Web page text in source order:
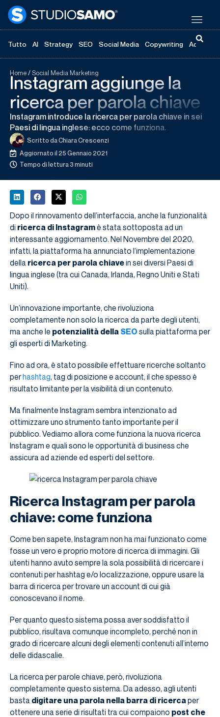
Tutto AI Strategy SEO Social Media Copywriting
Home/Social Media Marketing
Instagram aggiunge la
ricerca per parola chiave
Instagram introduce la ricerca per parola chiave in sei
Paesi di lingua inglese: ecco come funziona.
Scritto daChiara Crescenzi
Aggiornato il 25 Gennaio 2021
Tempo di lettura 3 minuti
Dopo il rinnovamento dell’interfaccia, anche la funzionalità
di ricerca di Instagramè stata sottoposta ad un
interessante aggiornamento. Nel Novembre del 2020,
infatti, la piattaforma ha annunciato l’implementazione
della ricerca per parola chiavein sei diversi Paesi di
lingua inglese (tra cui Canada, Irlanda, Regno Uniti e Stati
Uniti).
Un’innovazione importante, che rivoluziona
completamente non solo la ricerca da parte degli utenti,
ma anche le potenzialità della SEO sulla piattaforma per
gli esperti di Marketing.
Fino ad ora, è stato possibile effettuare ricerche soltanto
perhashtag, tag di posizione e account, il che spesso è
risultato limitante per la visibilità di un contenuto.
Ma finalmente Instagram sembra intenzionato ad
ottimizzare uno strumento tanto importante per il
pubblico. Vediamo allora come funziona la nuova ricerca
Instagram e quali sono le opportunità di business che
assicura ad aziende ed esperti del settore.
Ricerca Instagram per parola
chiave: come funziona
Come ben sapete, Instagram non ha mai funzionato come
fosse un vero e proprio motore di ricerca di immagini. Gli
utenti hanno avuto sempre la sola possibilità di ricercare i
contenuti per hashtag e/o localizzazione, oppure usare la
barra di ricerca per trovare un account di cui già
conoscevano il nome.
Per quanto questo sistema possa aver soddisfatto il
pubblico, risultava comunque incompleto, perché non in
grado di ricercare alcuni degli elementi contenuti all’interno
delle didascalie.
La ricerca per parole chiave, però, rivoluziona
completamente questo sistema. Da adesso, agli utenti
basta digitare una parola nella barra di ricerca per
ottenere una serie di risultati tra cui compaiono post che